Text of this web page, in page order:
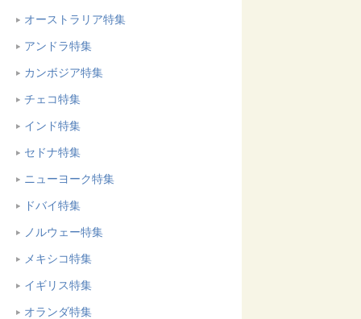
オーストラリア特集
アンドラ特集
カンボジア特集
チェコ特集
インド特集
セドナ特集
ニューヨーク特集
ドバイ特集
ノルウェー特集
メキシコ特集
イギリス特集
オランダ特集